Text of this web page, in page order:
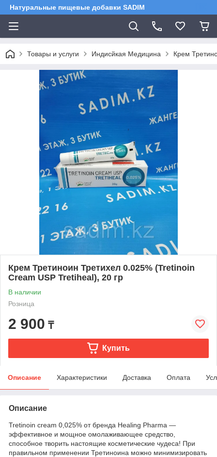
Натуральные пищевые добавки SADIM
Товары и услуги Индисйкая Медицина Крем
Крем Третиноин Третихел 0.025% (Tretinoin
Cream USP Tretiheal), 20 гр
В наличии
Розница
2 900 ₸
Купить
Описание Характеристики Доставка Оплата
Описание
Tretinoin cream 0,025% от бренда Healing Pharma —
эффективное и мощное омолаживающее средство,
способное творить настоящие косметические чудеса! При
правильном применении Третиноина можно минимизировать